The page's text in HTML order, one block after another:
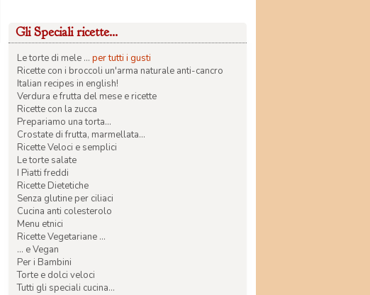
Gli Speciali ricette...
Le torte di mele ... per tutti i gusti
Ricette con i broccoli un'arma naturale anti-cancro
Italian recipes in english!
Verdura e frutta del mese e ricette
Ricette con la zucca
Prepariamo una torta...
Crostate di frutta, marmellata...
Ricette Veloci e semplici
Le torte salate
I Piatti freddi
Ricette Dietetiche
Senza glutine per ciliaci
Cucina anti colesterolo
Menu etnici
Ricette Vegetariane ...
... e Vegan
Per i Bambini
Torte e dolci veloci
Tutti gli speciali cucina...